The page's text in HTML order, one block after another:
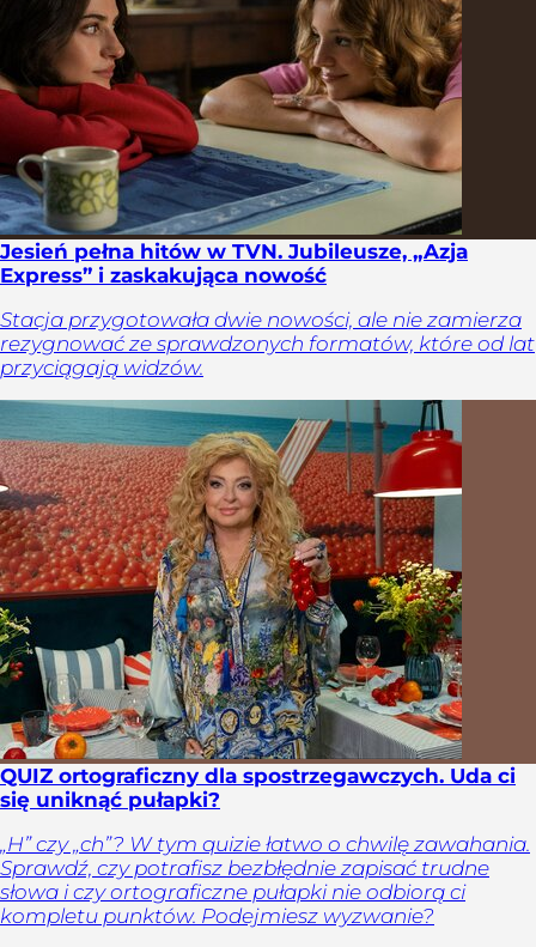
Jesień pełna hitów w TVN. Jubileusze, „Azja
Express” i zaskakująca nowość
Stacja przygotowała dwie nowości, ale nie zamierza
rezygnować ze sprawdzonych formatów, które od lat
przyciągają widzów.
QUIZ ortograficzny dla spostrzegawczych. Uda ci
się uniknąć pułapki?
„H” czy „ch”? W tym quizie łatwo o chwilę zawahania.
Sprawdź, czy potrafisz bezbłędnie zapisać trudne
słowa i czy ortograficzne pułapki nie odbiorą ci
kompletu punktów. Podejmiesz wyzwanie?